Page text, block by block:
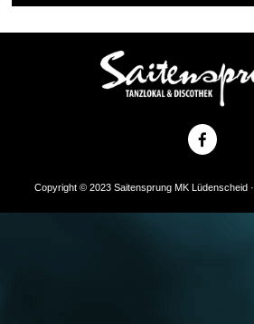
Copyright © 2023 Saitensprung MK Lüdenscheid ·